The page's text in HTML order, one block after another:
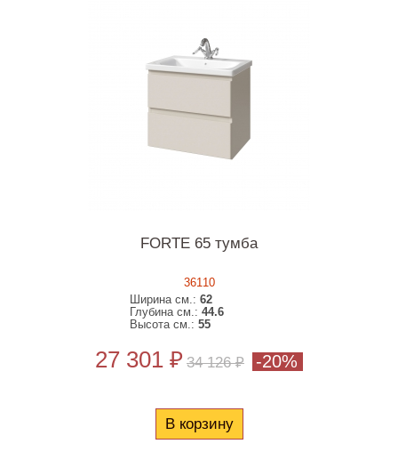
FORTE 65 тумба
36110
Ширина см.:62
Глубина см.:44.6
Высота см.:55
27 301 ₽ 34 126 ₽ -20%
В корзину